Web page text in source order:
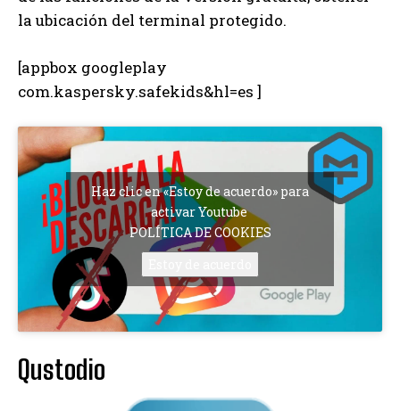
la ubicación del terminal protegido.
[appbox googleplay
com.kaspersky.safekids&hl=es ]
Haz clic en «Estoy de acuerdo» para
activar Youtube
POLÍTICA DE COOKIES
Qustodio